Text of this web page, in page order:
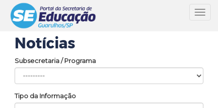
Notícias
Subsecretaria / Programa
Tipo da Informação